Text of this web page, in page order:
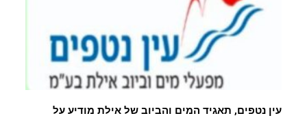
עין נטפים, תאגיד המים והביוב של אילת מודיע על